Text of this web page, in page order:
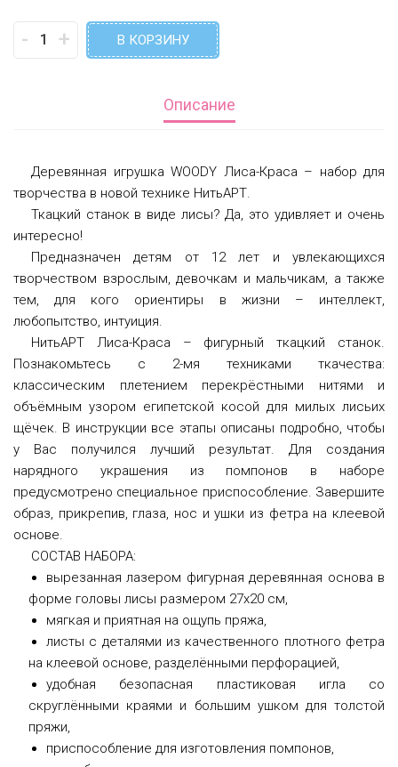
- + В КОРЗИНУ
Описание
Деревянная игрушка WOODY Лиса-Краса – набор для
творчества в новой технике НитьАРТ.
Ткацкий станок в виде лисы? Да, это удивляет и очень
интересно!
Предназначен детям от 12 лет и увлекающихся
творчеством взрослым, девочкам и мальчикам, а также
тем, для кого ориентиры в жизни – интеллект,
любопытство, интуиция.
НитьАРТ Лиса-Краса – фигурный ткацкий станок.
Познакомьтесь с 2-мя техниками ткачества:
классическим плетением перекрёстными нитями и
объёмным узором египетской косой для милых лисьих
щёчек. В инструкции все этапы описаны подробно, чтобы
у Вас получился лучший результат. Для создания
нарядного украшения из помпонов в наборе
предусмотрено специальное приспособление. Завершите
образ, прикрепив, глаза, нос и ушки из фетра на клеевой
основе.
СОСТАВ НАБОРА:
вырезанная лазером фигурная деревянная основа в
форме головы лисы размером 27х20 см,
мягкая и приятная на ощупь пряжа,
листы с деталями из качественного плотного фетра
на клеевой основе, разделёнными перфорацией,
удобная безопасная пластиковая игла со
скруглёнными краями и большим ушком для толстой
пряжи,
приспособление для изготовления помпонов,